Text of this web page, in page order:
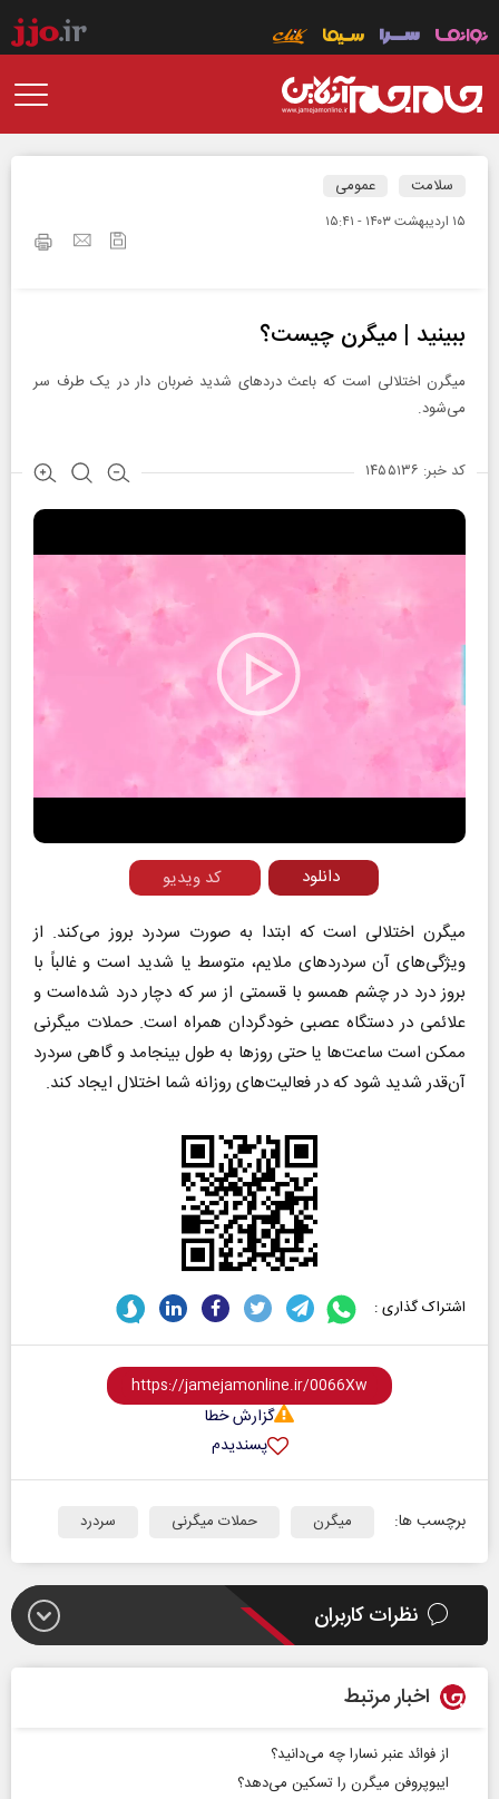
سلامت عمومی
۱۵ ارديبهشت ۱۴۰۳ - ۱۵:۴۱
ببینید | میگرن چیست؟
میگرن اختلالی است که باعث دردهای شدید ضربان دار در یک طرف سر
می‌شود.
کد خبر: ۱۴۵۵۱۳۶
Play
Video
کد ویدیو
دانلود
میگرن اختلالی است که ابتدا به صورت سردرد بروز می‌کند. از
ویژگی‌های آن سردرد‌های ملایم، متوسط یا شدید است و غالباً با
بروز درد در چشم همسو با قسمتی از سر که دچار درد شده‌است و
علائمی در دستگاه عصبی خودگردان همراه است. حملات میگرنی
ممکن است ساعت‌ها یا حتی روزها به طول بینجامد و گاهی سردرد
آن‌قدر شدید شود که در فعالیت‌های روزانه شما اختلال ایجاد کند.
اشتراک گذاری :
گزارش خطا
پسندیدم
برچسب ها: میگرن حملات میگرنی سردرد
نظرات کاربران
اخبار مرتبط
از فوائد عنبر نسارا چه می‌دانید؟
ایبوپروفن میگرن را تسکین می‌دهد؟